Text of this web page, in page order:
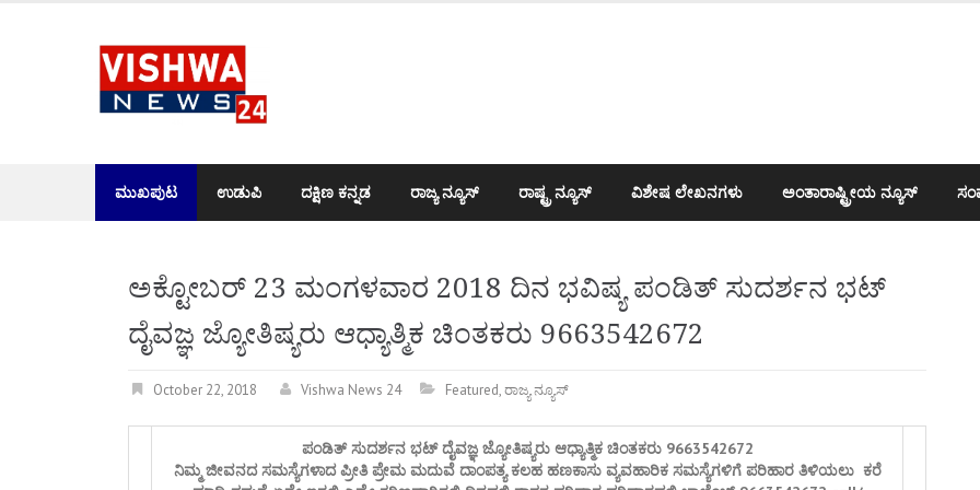
ಮುಖಪುಟ ಉಡುಪಿ ದಕ್ಷಿಣ ಕನ್ನಡ ರಾಜ್ಯ ನ್ಯೂಸ್ ರಾಷ್ಟ್ರ ನ್ಯೂಸ್ ವಿಶೇಷ ಲೇಖನಗಳು ಅಂತಾರಾಷ್ಟ್ರೀಯ ನ್ಯೂಸ್
ಅಕ್ಟೋಬರ್ 23 ಮಂಗಳವಾರ 2018 ದಿನ ಭವಿಷ್ಯ ಪಂಡಿತ್ ಸುದರ್ಶನ ಭಟ್
ದೈವಜ್ಞ ಜ್ಯೋತಿಷ್ಯರು ಆಧ್ಯಾತ್ಮಿಕ ಚಿಂತಕರು 9663542672
October 22, 2018 Vishwa News 24 Featured,ರಾಜ್ಯ ನ್ಯೂಸ್
ಪಂಡಿತ್ ಸುದರ್ಶನ ಭಟ್ ದೈವಜ್ಞ ಜ್ಯೋತಿಷ್ಯರು ಆಧ್ಯಾತ್ಮಿಕ ಚಿಂತಕರು 9663542672
ನಿಮ್ಮ ಜೀವನದ ಸಮಸ್ಯೆಗಳಾದ ಪ್ರೀತಿ ಪ್ರೇಮ ಮದುವೆ ದಾಂಪತ್ಯ ಕಲಹ ಹಣಕಾಸು ವ್ಯವಹಾರಿಕ ಸಮಸ್ಯೆಗಳಿಗೆ ಪರಿಹಾರ ತಿಳಿಯಲು ಕರೆ